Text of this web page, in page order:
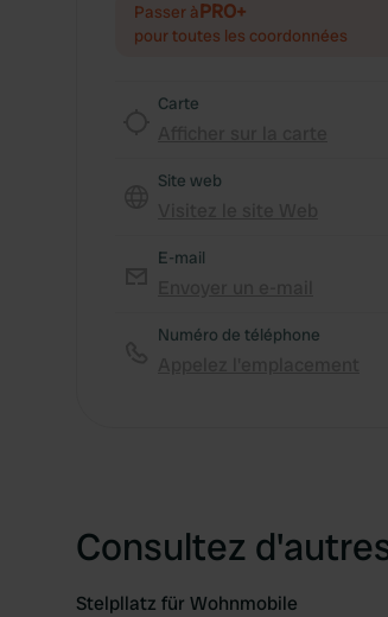
Passer àPRO+
pour toutes les coordonnées
Carte
Site web
E-mail
Numéro de téléphone
Consultez
Stelpllatz für Wohnmobile